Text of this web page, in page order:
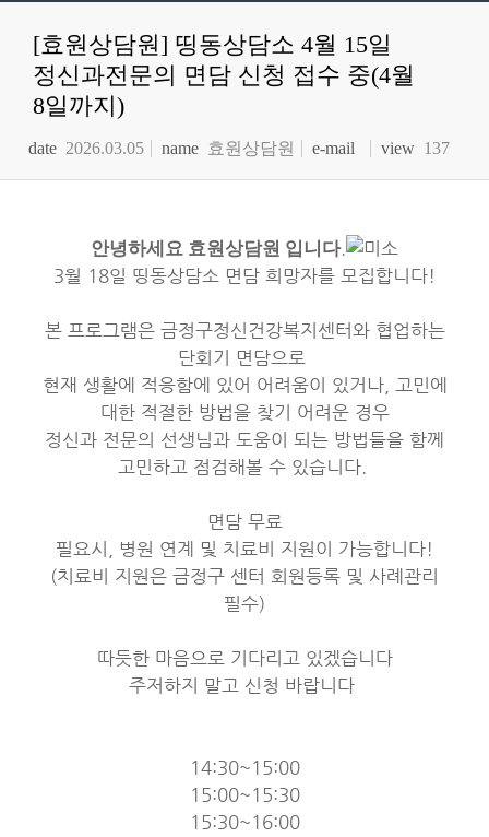
[효원상담원] 띵동상담소 4월 15일
정신과전문의 면담 신청 접수 중(4월
8일까지)
date 2026.03.05 name 효원상담원 e-mail view 137
안녕하세요 효원상담원 입니다.
3월 18일 띵동상담소 면담 희망자를 모집합니다!
본 프로그램은 금정구정신건강복지센터와 협업하는
단회기 면담으로
현재 생활에 적응함에 있어 어려움이 있거나, 고민에
대한 적절한 방법을 찾기 어려운 경우
정신과 전문의 선생님과 도움이 되는 방법들을 함께
고민하고 점검해볼 수 있습니다.
면담 무료
필요시, 병원 연계 및 치료비 지원이 가능합니다!
(치료비 지원은 금정구 센터 회원등록 및 사례관리
필수)
따듯한 마음으로 기다리고 있겠습니다
주저하지 말고 신청 바랍니다
14:30~15:00
15:00~15:30
15:30~16:00